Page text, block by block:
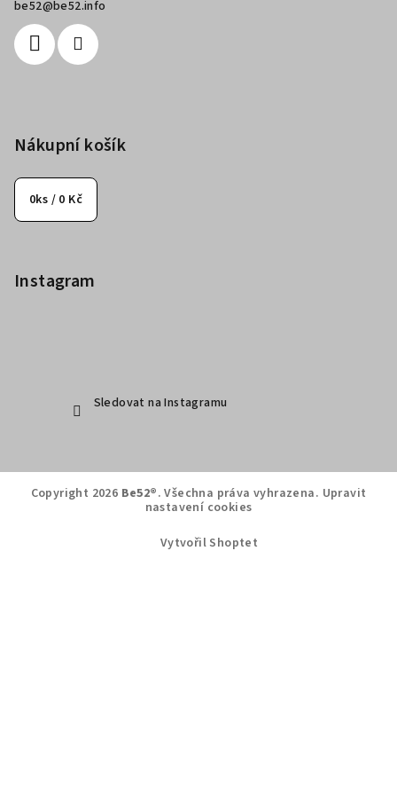
be52@be52.info
Nákupní košík
0ks / 0 Kč
Instagram
Sledovat na Instagramu
Copyright 2026 Be52®. Všechna práva vyhrazena. Upravit
nastavení cookies
Vytvořil Shoptet